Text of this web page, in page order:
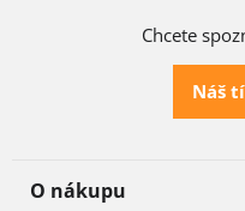
Chcete
Náš
O nákupu